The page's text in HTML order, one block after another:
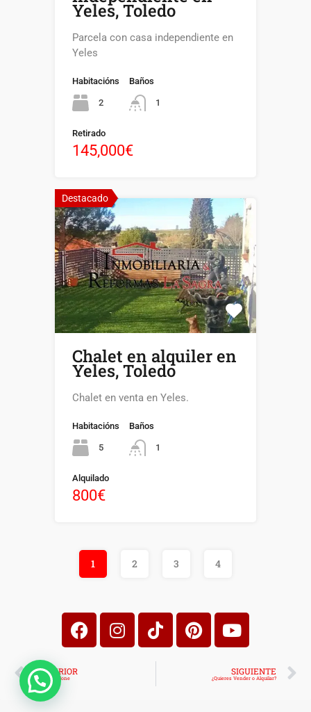
Yeles, Toledo
Parcela con casa independiente en
Yeles
Habitacións
2
Baños
1
Retirado
145,000€
Destacado
Chalet en alquiler en
Yeles, Toledo
Chalet en venta en Yeles.
Habitacións
5
Baños
1
Alquilado
800€
1 2 3 4
ANTERIOR
Highway Clone
SIGUIENTE
¿Quieres Vender o Alquilar?